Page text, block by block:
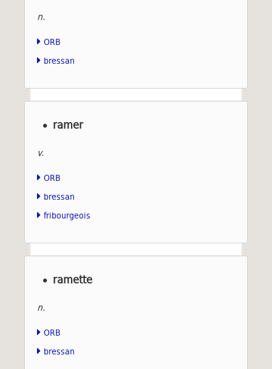
n.
ORB
bressan
ramer
v.
ORB
bressan
fribourgeois
ramette
n.
ORB
bressan